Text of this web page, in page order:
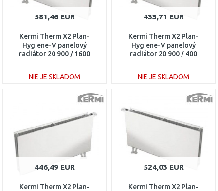
581,46 EUR
Kermi Therm X2 Plan-
Hygiene-V panelový
radiátor 20 900 / 1600
NIE JE SKLADOM
DO KOŠÍKA
433,71 EUR
Kermi Therm X2 Plan-
Hygiene-V panelový
radiátor 20 900 / 400
NIE JE SKLADOM
DO KOŠÍKA
Porovnať
446,49 EUR
Kermi Therm X2 Plan-
524,03 EUR
Kermi Therm X2 Plan-